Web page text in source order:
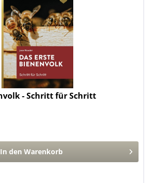
- Schritt für Schritt
In den Warenkorb